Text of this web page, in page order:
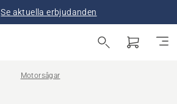
Se aktuella erbjudanden
Motorsågar